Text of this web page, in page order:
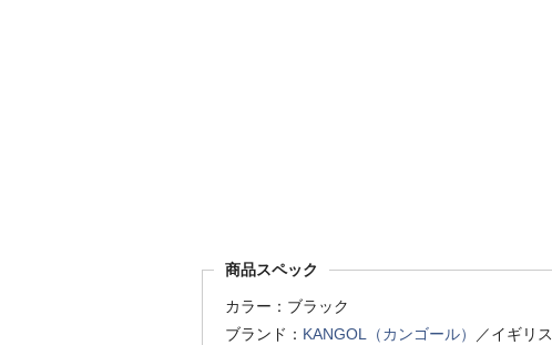
商品スペック
カラー：ブラック
ブランド： KANGOL（カンゴール）
／イギリス